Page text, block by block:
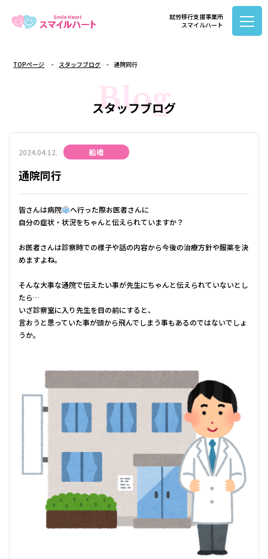
就労移行支援事業所
スマイルハート
TOPページ スタッフブログ 通院同行
スタッフブログ
Blog
2024.04.12. 船橋
通院同行
皆さんは病院
へ行った際お医者さんに
自分の症状・状況をちゃんと伝えられていますか？
お医者さんは診察時での様子や話の内容から今後の治療方針や服薬を決
めますよね。
そんな大事な通院で伝えたい事が先生にちゃんと伝えられていないとし
たら…
いざ診察室に入り先生を目の前にすると、
言おうと思っていた事が頭から飛んでしまう事もあるのではないでしょ
うか。